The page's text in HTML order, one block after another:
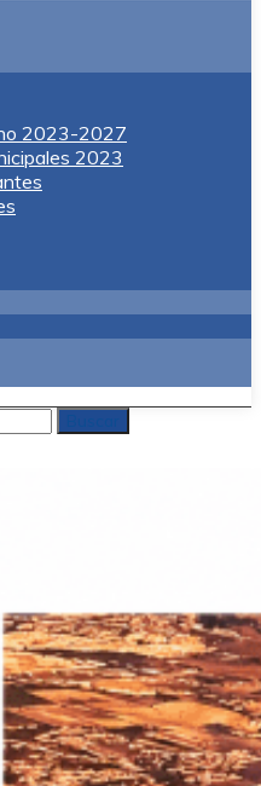
2023-2027
2023